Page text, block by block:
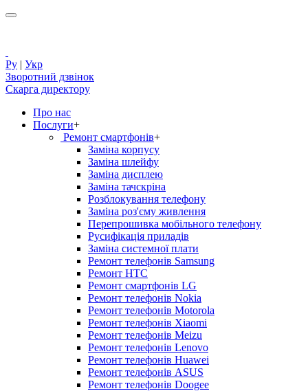
Ру | Укр
Зворотний дзвінок
Скарга директору
Про нас
Послуги+
Ремонт смартфонів+
Заміна корпусу
Заміна шлейфу
Заміна дисплею
Заміна тачскріна
Розблокування телефону
Заміна роз'єму живлення
Перепрошивка мобільного телефону
Русифікація приладів
Заміна системної плати
Ремонт телефонів Samsung
Ремонт HTC
Ремонт смартфонів LG
Ремонт телефонів Nokia
Ремонт телефонів Motorola
Ремонт телефонів Xiaomi
Ремонт телефонів Meizu
Ремонт телефонів Lenovo
Ремонт телефонів Huawei
Ремонт телефонів ASUS
Ремонт телефонів Doogee